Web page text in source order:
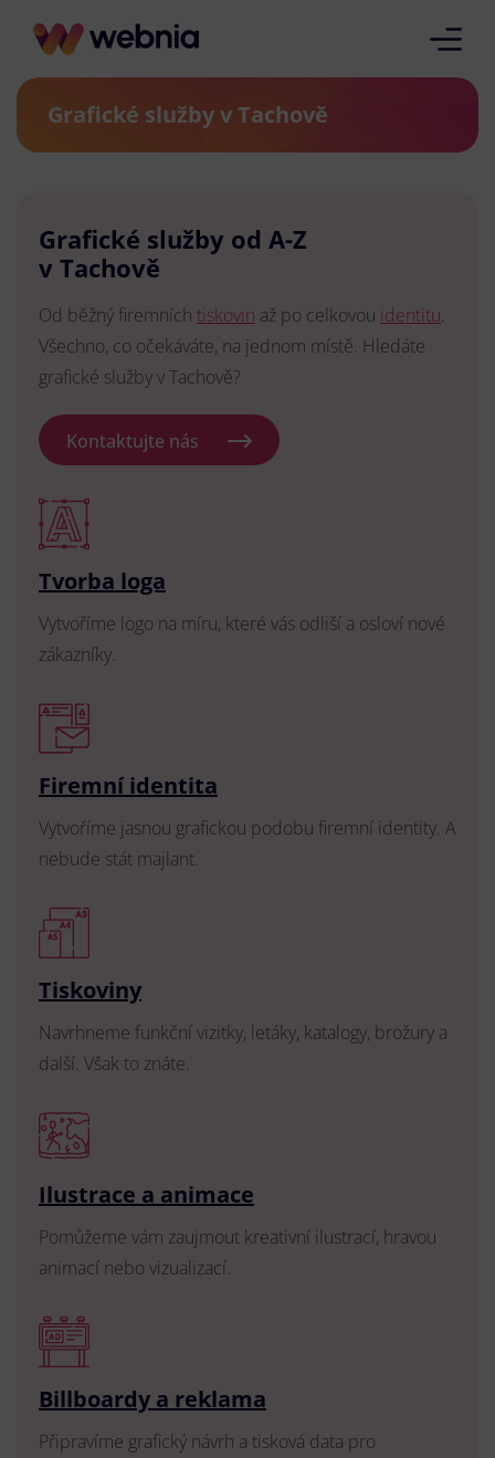
Grafické služby v Tachově
Grafické služby od A-Z
v Tachově
Od běžný firemních tiskovin až po celkovou identitu.
Všechno, co očekáváte, na jednom místě. Hledáte
grafické služby v Tachově?
Kontaktujte nás
Tvorba loga
Vytvoříme logo na míru, které vás odliší a osloví nové
zákazníky.
Firemní identita
Vytvoříme jasnou grafickou podobu firemní identity. A
nebude stát majlant.
Tiskoviny
Navrhneme funkční vizitky, letáky, katalogy, brožury a
další. Však to znáte.
Ilustrace a animace
Pomůžeme vám zaujmout kreativní ilustrací, hravou
animací nebo vizualizací.
Billboardy a reklama
Připravíme grafický návrh a tisková data pro